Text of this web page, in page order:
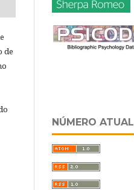
de
NÚMERO ATUAL